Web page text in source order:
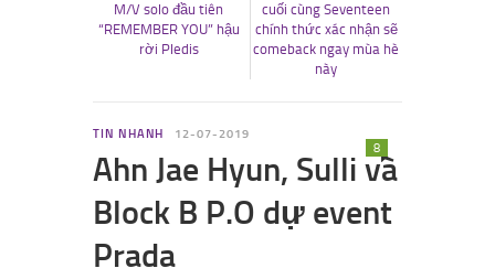
M/V solo đầu tiên
“REMEMBER YOU” hậu
rời Pledis
cuối cùng Seventeen
chính thức xác nhận sẽ
comeback ngay mùa hè
này
TIN NHANH 12-07-2019
Ahn Jae Hyun, Sulli và
Block B P.O dự event
Prada
8